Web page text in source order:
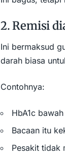
2. Remisi
Ini bermaksud
darah biasa
Contohnya:
HbA1c
Bacaan itu
Pesakit tidak